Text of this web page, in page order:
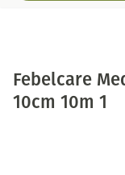
Febelcare
10cm 10m 1